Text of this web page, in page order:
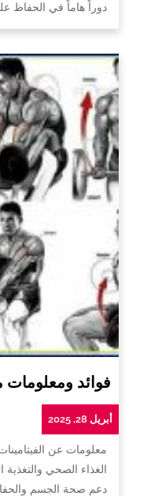
دوراً هاماً في الحفاظ
فوائد ومعلومات
أبريل 28, 2025
معلومات عن
الغذاء الصحي
دعم صحة الجسم